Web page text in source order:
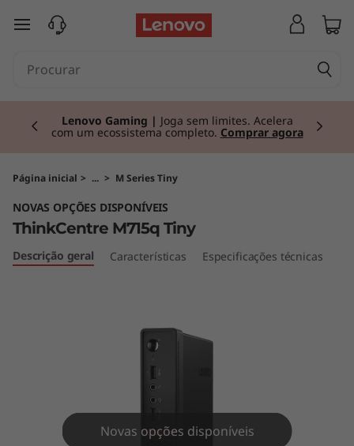
T
C
e
n
saltar para o conteúdo principal
Lenovo Gaming | Joga sem limites. Acelera
com um ecossistema completo. Comprar agora
Página inicial > ... > M Series Tiny
NOVAS OPÇÕES DISPONÍVEIS
ThinkCentre M715q Tiny
Descrição geral Características Especificações técnicas
Novas opções disponíveis